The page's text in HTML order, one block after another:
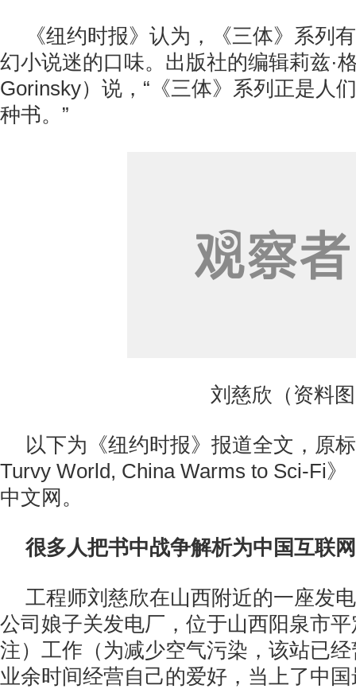
《纽约时报》认为，《三体》系列
幻小说迷的口味。出版社的编辑莉兹·
Gorinsky）说，“《三体》系列正是人
种书。”
刘慈欣（资料图
以下为《纽约时报》报道全文，原
Turvy World, China Warms to Sci-Fi
中文网。
很多人把书中战争解析为中国互联
工程师刘慈欣在山西附近的一座发
公司娘子关发电厂，位于山西阳泉市
注）工作（为减少空气污染，该站已
业余时间经营自己的爱好，当上了中